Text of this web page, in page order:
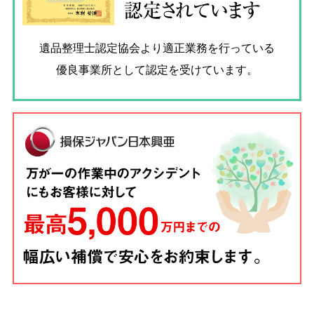
認定されています
遺品整理士認定協会より適正業務を行っている
優良事業所として認定を受けています。